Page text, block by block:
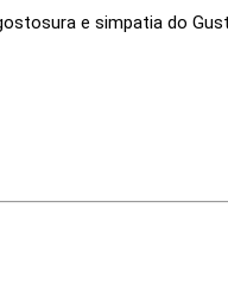
e simpatia do